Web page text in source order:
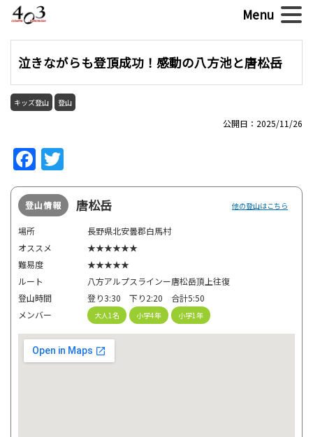
泣きながらも登頂成功！感動の八方池と唐松岳
キッズ登山 登山
公開日：2025/11/26
Facebook
登山情報 他の登山はこちら
唐松岳
場所
長野県北安曇郡白馬村
オススメ
★★★★★★
難易度
★★★★★
ルート
八方アルプスラインー唐松岳頂上往復
登山時間
登り3:30 下り2:20 合計5:50
メンバー
大人1名 小学4年 小学1年